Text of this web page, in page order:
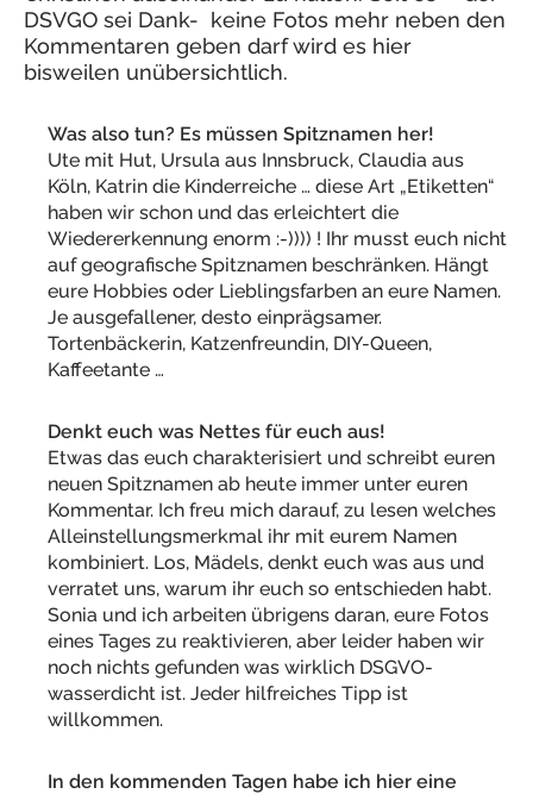
DSVGO sei Dank- keine Fotos mehr neben den
Kommentaren geben darf wird es hier
bisweilen unübersichtlich.
Was also tun? Es müssen Spitznamen her!
Ute mit Hut, Ursula aus Innsbruck, Claudia aus
Köln, Katrin die Kinderreiche … diese Art „Etiketten“
haben wir schon und das erleichtert die
Wiedererkennung enorm :-)))) ! Ihr musst euch nicht
auf geografische Spitznamen beschränken. Hängt
eure Hobbies oder Lieblingsfarben an eure Namen.
Je ausgefallener, desto einprägsamer.
Tortenbäckerin, Katzenfreundin, DIY-Queen,
Kaffeetante …
Denkt euch was Nettes für euch aus!
Etwas das euch charakterisiert und schreibt euren
neuen Spitznamen ab heute immer unter euren
Kommentar. Ich freu mich darauf, zu lesen welches
Alleinstellungsmerkmal ihr mit eurem Namen
kombiniert. Los, Mädels, denkt euch was aus und
verratet uns, warum ihr euch so entschieden habt.
Sonia und ich arbeiten übrigens daran, eure Fotos
eines Tages zu reaktivieren, aber leider haben wir
noch nichts gefunden was wirklich DSGVO-
wasserdicht ist. Jeder hilfreiches Tipp ist
willkommen.
In den kommenden Tagen habe ich hier eine